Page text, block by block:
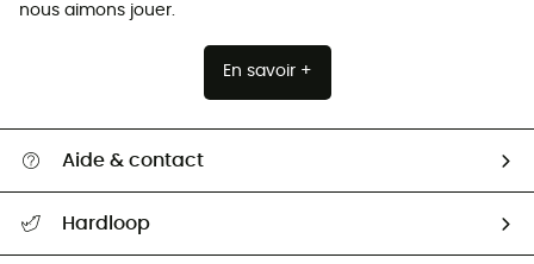
nous aimons jouer.
En savoir +
Aide & contact
Retour & remboursement
Hardloop